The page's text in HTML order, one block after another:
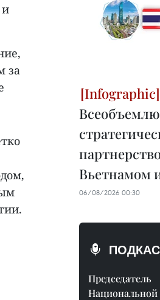
и
за
Вьетнамом
06/08/2026 00:30
Председатель
Национальной